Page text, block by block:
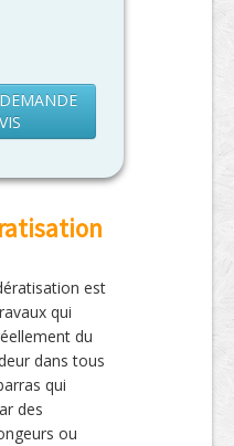
est
qui
du
dans tous
qui
des
ou